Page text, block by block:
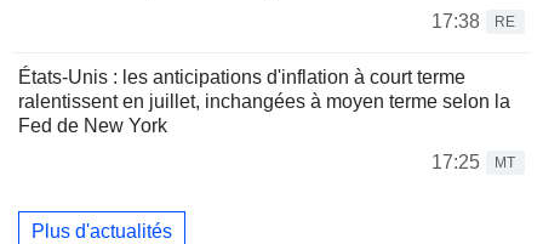
17:38
RE
États-Unis : les anticipations d'inflation à court terme
ralentissent en juillet, inchangées à moyen terme selon la
Fed de New York
17:25
MT
Plus d'actualités